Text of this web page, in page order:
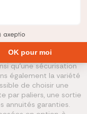
assez intéressant
différentes («
qu’une sécurisation
également la variété
de choisir une
par paliers, une sortie
annuités garanties.